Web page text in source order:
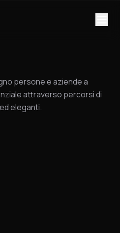
persone e aziende a
attraverso percorsi di
eleganti.